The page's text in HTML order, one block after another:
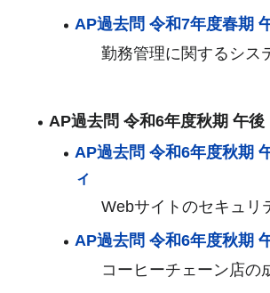
AP過去問 令和7年度春期
勤務管理に関するシス
AP過去問 令和6年度秋期 午後
AP過去問 令和6年度秋期
ィ
Webサイトのセキュリ
AP過去問 令和6年度秋期
コーヒーチェーン店の